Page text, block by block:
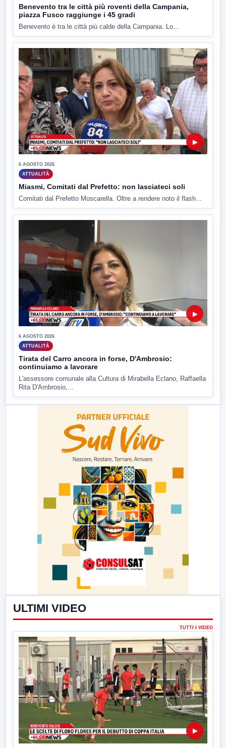
Benevento tra le città più roventi della Campania,
piazza Fusco raggiunge i 45 gradi
Benevento è tra le città più calde della Campania. Lo...
▶
6 AGOSTO 2026
ATTUALITÀ
Miasmi, Comitati dal Prefetto: non lasciateci soli
Comitati dal Prefetto Moscarella. Oltre a rendere noto il flash...
▶
6 AGOSTO 2026
ATTUALITÀ
Tirata del Carro ancora in forse, D'Ambrosio:
continuiamo a lavorare
L'assessore comunale alla Cultura di Mirabella Eclano, Raffaella
Rita D'Ambrosio,...
ULTIMI VIDEO
TUTTI I VIDEO
▶